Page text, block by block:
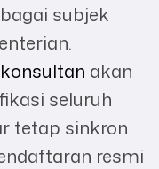
subjek
akan
seluruh
tetap sinkron
resmi